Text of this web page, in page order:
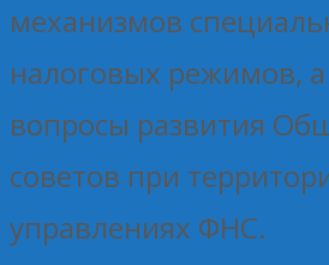
механизмов
налоговых режимов,
вопросы развития
советов при
управлениях ФНС.